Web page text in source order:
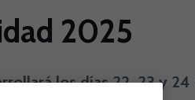
2025
los días 22, 23 y